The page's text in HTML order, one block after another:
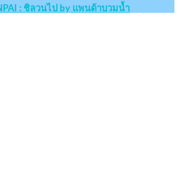
: ชิลวนไป by แพนด้าบวมน้ำ